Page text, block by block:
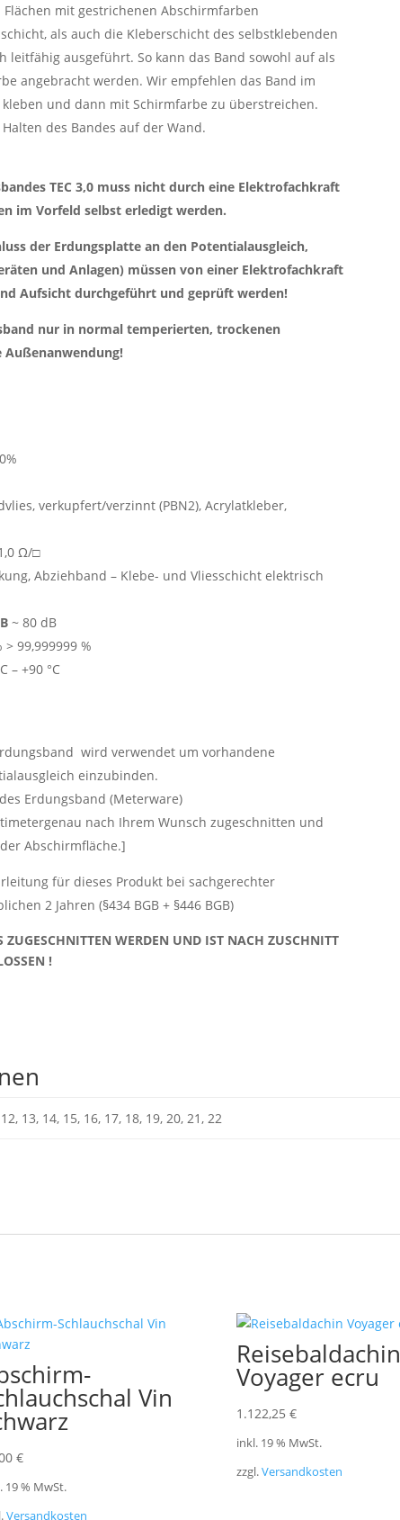
mit gestrichenen Abschirmfarben
als auch die Kleberschicht des selbstklebenden
leitfähig ausgeführt. So kann das Band sowohl auf als
angebracht werden. Wir empfehlen das Band im
und dann mit Schirmfarbe zu überstreichen.
des Bandes auf der Wand.
TEC 3,0 muss nicht durch eine Elektrofachkraft
im Vorfeld selbst erledigt werden.
der Erdungsplatte an den Potentialausgleich,
und Anlagen) müssen von einer Elektrofachkraft
Aufsicht durchgeführt und geprüft werden!
nur in normal temperierten, trockenen
Außenanwendung!
verkupfert/verzinnt (PBN2), Acrylatkleber,
Ω/□
Abziehband – Klebe- und Vliesschicht elektrisch
~ 80 dB
> 99,999999 %
– +90 °C
wird verwendet um vorhandene
einzubinden.
Erdungsband (Meterware)
nach Ihrem Wunsch zugeschnitten und
Abschirmfläche.]
für dieses Produkt bei sachgerechter
2 Jahren (§434 BGB + §446 BGB)
ZUGESCHNITTEN WERDEN UND IST NACH ZUSCHNITT
!
13, 14, 15, 16, 17, 18, 19, 20, 21, 22
Vin
€
19 % MwSt.
Versandkosten
Reisebaldachin
Voyager ecru
1.122,25 €
inkl. 19 % MwSt.
zzgl.Versandkosten